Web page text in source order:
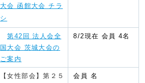
大会 函館大会 チラ
シ
第42回 法人会全
国大会 茨城大会の
ご案内
8/2現在 会員 4名
【女性部会】第２５
会員 名